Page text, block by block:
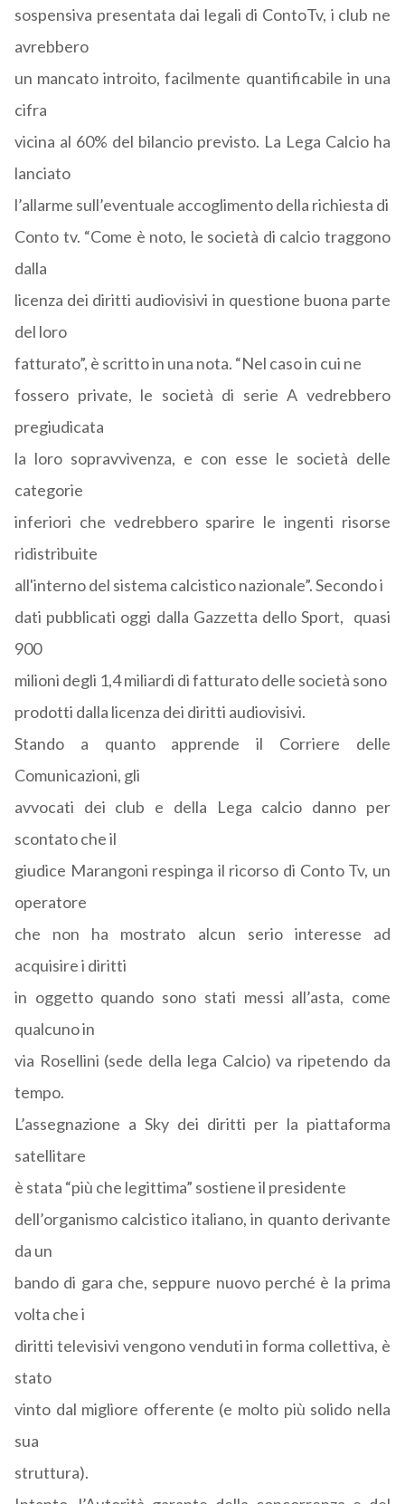
sospensiva presentata dai legali di ContoTv, i club ne
avrebbero
un mancato introito, facilmente quantificabile in una
cifra
vicina al 60% del bilancio previsto. La Lega Calcio ha
lanciato
l’allarme sull’eventuale accoglimento della richiesta di
Conto tv. “Come è noto, le società di calcio traggono
dalla
licenza dei diritti audiovisivi in questione buona parte
del loro
fatturato”, è scritto in una nota. “Nel caso in cui ne
fossero private, le società di serie A vedrebbero
pregiudicata
la loro sopravvivenza, e con esse le società delle
categorie
inferiori che vedrebbero sparire le ingenti risorse
ridistribuite
all'interno del sistema calcistico nazionale”. Secondo i
dati pubblicati oggi dalla Gazzetta dello Sport, quasi
900
milioni degli 1,4 miliardi di fatturato delle società sono
prodotti dalla licenza dei diritti audiovisivi.
Stando a quanto apprende il Corriere delle
Comunicazioni, gli
avvocati dei club e della Lega calcio danno per
scontato che il
giudice Marangoni respinga il ricorso di Conto Tv, un
operatore
che non ha mostrato alcun serio interesse ad
acquisire i diritti
in oggetto quando sono stati messi all’asta, come
qualcuno in
via Rosellini (sede della lega Calcio) va ripetendo da
tempo.
L’assegnazione a Sky dei diritti per la piattaforma
satellitare
è stata “più che legittima” sostiene il presidente
dell’organismo calcistico italiano, in quanto derivante
da un
bando di gara che, seppure nuovo perché è la prima
volta che i
diritti televisivi vengono venduti in forma collettiva, è
stato
vinto dal migliore offerente (e molto più solido nella
sua
struttura).